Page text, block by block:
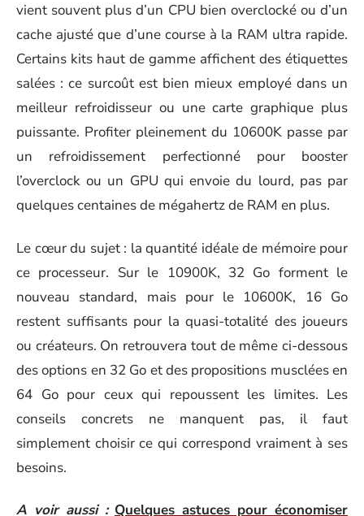
vient souvent plus d’un CPU bien overclocké ou d’un
cache ajusté que d’une course à la RAM ultra rapide.
Certains kits haut de gamme affichent des étiquettes
salées : ce surcoût est bien mieux employé dans un
meilleur refroidisseur ou une carte graphique plus
puissante. Profiter pleinement du 10600K passe par
un refroidissement perfectionné pour booster
l’overclock ou un GPU qui envoie du lourd, pas par
quelques centaines de mégahertz de RAM en plus.
Le cœur du sujet : la quantité idéale de mémoire pour
ce processeur. Sur le 10900K, 32 Go forment le
nouveau standard, mais pour le 10600K, 16 Go
restent suffisants pour la quasi-totalité des joueurs
ou créateurs. On retrouvera tout de même ci-dessous
des options en 32 Go et des propositions musclées en
64 Go pour ceux qui repoussent les limites. Les
conseils concrets ne manquent pas, il faut
simplement choisir ce qui correspond vraiment à ses
besoins.
A voir aussi : Quelques astuces pour économiser